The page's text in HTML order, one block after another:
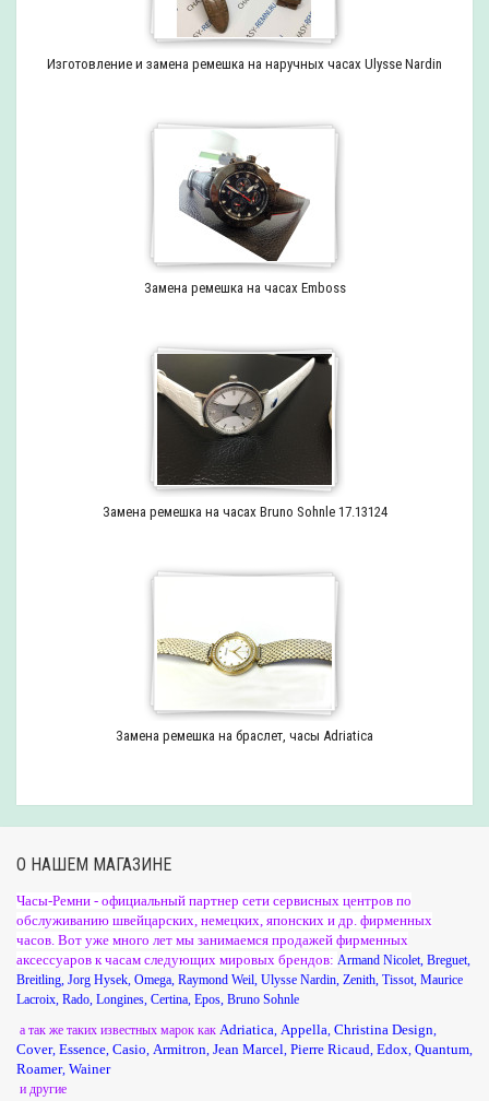
Изготовление и замена ремешка на наручных часах Ulysse Nardin
Замена ремешка на часах Emboss
Замена ремешка на часах Bruno Sohnle 17.13124
Замена ремешка на браслет, часы Adriatica
О НАШЕМ МАГАЗИНЕ
Часы-Ремни - официальный партнер сети сервисных центров по
обслуживанию швейцарских, немецких, японских и др. фирменных
часов. Вот уже много лет мы занимаемся продажей фирменных
аксессуаров к часам следующих мировых брендов: Armand Nicolet Breguet
Breitling Jorg Hysek Omega Raymond Weil Ulysse Nardin Zenith Tissot Maurice
Lacroix Rado Longines Certina Epos Bruno Sohnle
а так же таких известных марок как Adriatica Appella Christina Design
Cover, Essence Casio Armitron Jean Marcel Pierre Ricaud Edox Quantum
Roamer, Wainer
и другие